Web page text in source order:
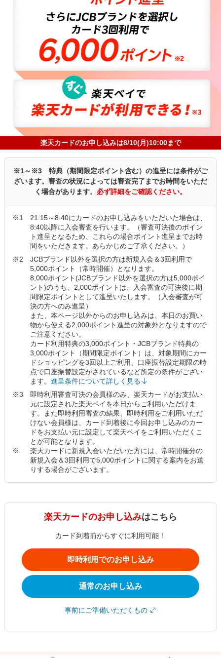
楽天カードのお申し込みは8/10(月)10:00まで
※1～※3 特典（期間限定ポイント含む）の進呈には条件がご
ざいます。 審査の状況によっては審査完了までお時間をいただ
く場合があります。 必ず詳細をご確認ください。
21:15～8:40にカードのお申し込みをいただいた場合は、
8:40以降に入会審査を行います。（審査可決後のポイン
ト進呈となるため、これらの場合ポイント進呈までお時
間をいただきます。あらかじめご了承ください。）
JCBブランド以外を選択の方は新規入会＆3回利用で
5,000ポイント（常時開催）となります。
8,000ポイント(JCBブランド以外を選択の方は5,000ポイ
ント)のうち、2,000ポイントは、入会審査の可決後に期
間限定ポイントとして進呈いたします。（入会審査が可
決の方へのみ進呈）
また、本ページ以外からのお申し込みは、本日のお買い
物から使える2,000ポイント進呈の対象外となりますので
ご注意ください。
カード利用特典の3,000ポイント・JCBブランド特典の
3,000ポイント（期間限定ポイント）は、対象期間にカー
ドショッピングを3回以上ご利用、口座振替設定期限の時
点で口座振替設定がされているなど所定の条件がござい
ます。 進呈条件について詳しく見る
即時利用審査可決の会員様のみ、楽天カードがお支払い
元に設定された楽天ペイを本日からご利用いただけま
す。また即時利用審査の結果、即時利用をご利用いただ
けない会員様は、カード到着後に今回お申し込みのカー
ドをお支払い元に設定して楽天ペイをご利用いただくこ
とが可能となります。
楽天カードに新規入会いただいた方には、常時開催分の
新規入会＆3回利用で5,000ポイントに関する案内をお送
りする場合がございます。
楽天カードのお申し込みはこちら
カード到着前からすぐに利用可能！
即時利用でのお申し込み
通常のお申し込み
事前にご準備いただくもの